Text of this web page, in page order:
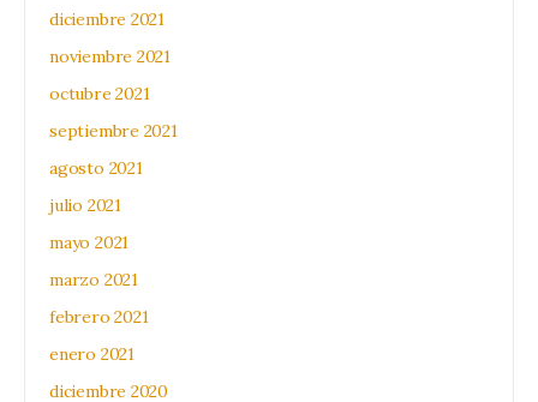
diciembre 2021
noviembre 2021
octubre 2021
septiembre 2021
agosto 2021
julio 2021
mayo 2021
marzo 2021
febrero 2021
enero 2021
diciembre 2020